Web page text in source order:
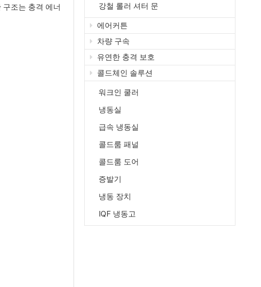
조는 충격 에너
강철 롤러 셔터 문
에어커튼
차량 구속
유연한 충격 보호
콜드체인 솔루션
워크인 쿨러
냉동실
급속 냉동실
콜드룸 패널
콜드룸 도어
증발기
냉동 장치
IQF 냉동고